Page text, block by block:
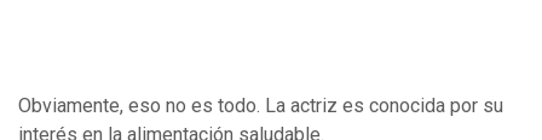
Obviamente, eso no es todo. La actriz es conocida por su
interés en la alimentación saludable.